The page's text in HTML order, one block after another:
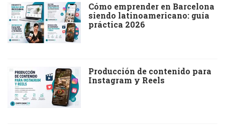
Cómo emprender en Barcelona
siendo latinoamericano: guía
práctica 2026
Producción de contenido para
Instagram y Reels